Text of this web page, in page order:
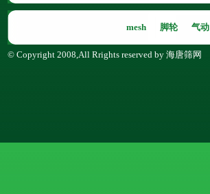
mesh 脚轮 气动
© Copyright 2008,All Rrights reserved by 海唐筛网